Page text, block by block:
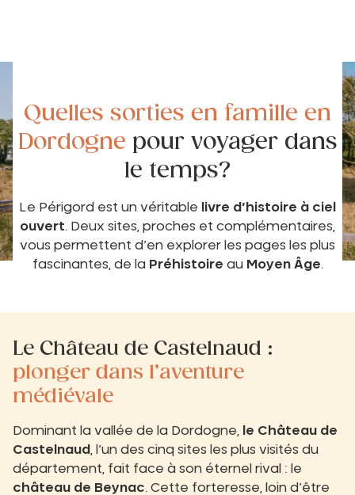
Quelles sorties en famille en
Dordogne pour voyager dans
le temps?
Le Périgord est un véritable
livre d’histoire à ciel
ouvert. Deux sites, proches et complémentaires,
vous permettent d’en explorer les pages les plus
fascinantes, de la Préhistoire au Moyen Âge.
Le Château de Castelnaud :
plonger dans l’aventure
médiévale
Dominant la vallée de la Dordogne,
le Château de
Castelnaud
, l’un des cinq sites les plus visités du
département, fait face à son éternel rival : le
château de Beynac. Cette forteresse, loin d’être